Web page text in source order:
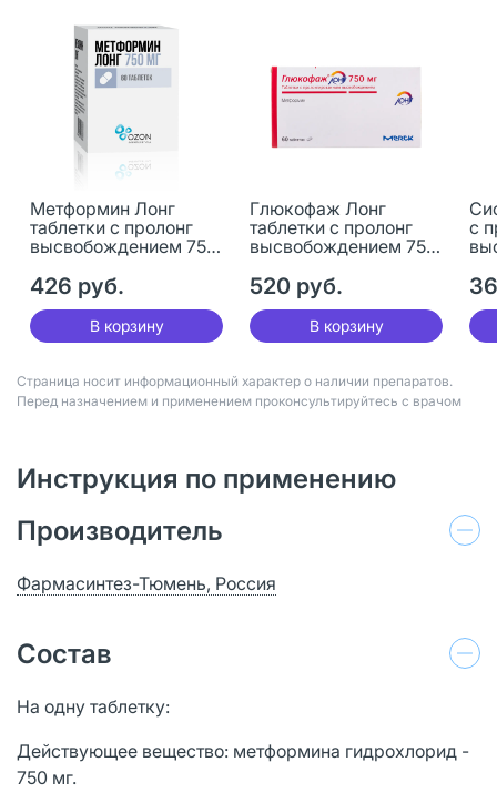
Метформин Лонг
таблетки с пролонг
высвобождением 750
426 руб.
В корзину
Глюкофаж Лонг
таблетки с пролонг
высвобождением 750
520 руб.
В корзину
с
Страница носит информационный характер о наличии препаратов.
Перед назначением и применением проконсультируйтесь с врачом
Инструкция по применению
Производитель
Фармасинтез-Тюмень, Россия
Состав
На одну таблетку:
Действующее вещество: метформина гидрохлорид -
750 мг.